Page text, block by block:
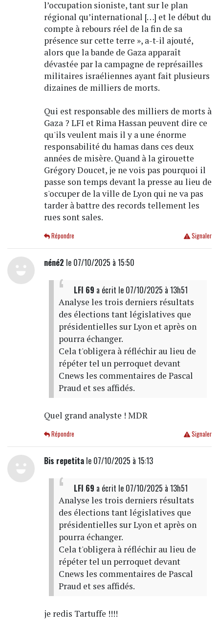
l’occupation sioniste, tant sur le plan
régional qu’international […] et le début du
compte à rebours réel de la fin de sa
présence sur cette terre », a-t-il ajouté,
alors que la bande de Gaza apparaît
dévastée par la campagne de représailles
militaires israéliennes ayant fait plusieurs
dizaines de milliers de morts.
Qui est responsable des milliers de morts à
Gaza ? LFI et Rima Hassan peuvent dire ce
qu'ils veulent mais il y a une énorme
responsabilité du hamas dans ces deux
années de misère. Quand à la girouette
Grégory Doucet, je ne vois pas pourquoi il
passe son temps devant la presse au lieu de
s'occuper de la ville de Lyon qui ne va pas
tarder à battre des records tellement les
rues sont sales.
Signaler
Répondre
néné2 le 07/10/2025 à 15:50
LFI 69 a écrit le 07/10/2025 à 13h51
Analyse les trois derniers résultats
des élections tant législatives que
présidentielles sur Lyon et après on
pourra échanger.
Cela t'obligera à réfléchir au lieu de
répéter tel un perroquet devant
Cnews les commentaires de Pascal
Praud et ses affidés.
Quel grand analyste ! MDR
Signaler
Répondre
Bis repetitale 07/10/2025 à 15:13
LFI 69 a écrit le 07/10/2025 à 13h51
Analyse les trois derniers résultats
des élections tant législatives que
présidentielles sur Lyon et après on
pourra échanger.
Cela t'obligera à réfléchir au lieu de
répéter tel un perroquet devant
Cnews les commentaires de Pascal
Praud et ses affidés.
je redis Tartuffe !!!!